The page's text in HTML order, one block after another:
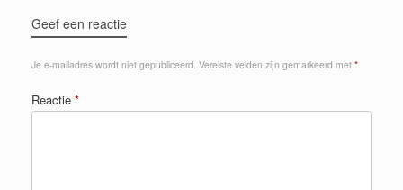
Geef een reactie
Je e-mailadres wordt niet gepubliceerd. Vereiste velden zijn gemarkeerd met *
Reactie *